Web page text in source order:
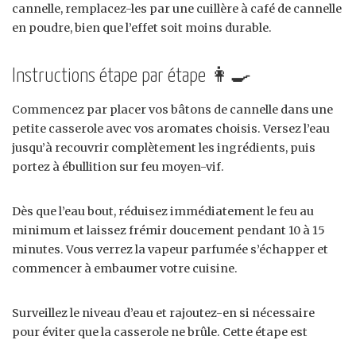
cannelle, remplacez-les par une cuillère à café de cannelle
en poudre, bien que l’effet soit moins durable.
Instructions étape par étape 👩‍🍳
Commencez par placer vos bâtons de cannelle dans une
petite casserole avec vos aromates choisis. Versez l’eau
jusqu’à recouvrir complètement les ingrédients, puis
portez à ébullition sur feu moyen-vif.
Dès que l’eau bout, réduisez immédiatement le feu au
minimum et laissez frémir doucement pendant 10 à 15
minutes. Vous verrez la vapeur parfumée s’échapper et
commencer à embaumer votre cuisine.
Surveillez le niveau d’eau et rajoutez-en si nécessaire
pour éviter que la casserole ne brûle. Cette étape est